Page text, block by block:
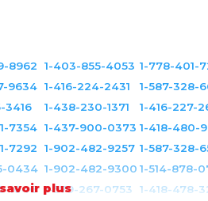
plus
8962 1-403-855-4053 1-778-401-
9634 1-416-224-2431 1-587-328-
3416 1-438-230-1371 1-416-227-
7354 1-437-900-0373 1-418-480-
7292 1-902-482-9257 1-587-328-
0434 1-902-482-9300 1-514-878-
1046 1-579-267-0753 1-418-478-